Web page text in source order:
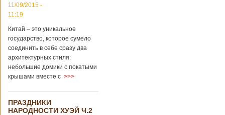
11/09/2015 -
11:19
Китай – это уникальное
государство, которое сумело
соединить в себе сразу два
архитектурных стиля:
небольшие домики с покатыми
крышами вместе с >>>
ПРАЗДНИКИ
НАРОДНОСТИ ХУЭЙ Ч.2